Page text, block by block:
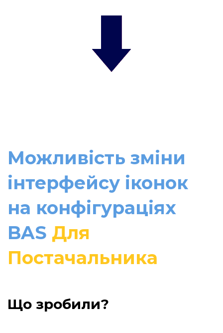
Можливість зміни
інтерфейсу іконок
на конфігураціях
BAS Для
Постачальника
Що зробили?